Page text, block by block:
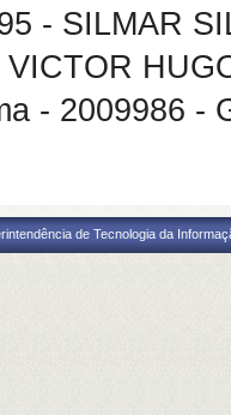
- SILMAR
- 2009986 -
de Tecnologia da